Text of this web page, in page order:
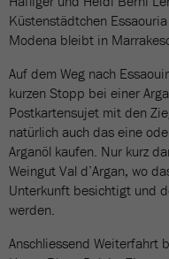
Küstenstädtchen
Modena bleibt in
Auf dem Weg nach
kurzen Stopp bei einer
Postkartensujet mit den
natürlich auch das eine
Arganöl kaufen. Nur kurz
Weingut Val d’Argan, wo
Unterkunft besichtigt und
werden.
Anschliessend Weiterfahrt